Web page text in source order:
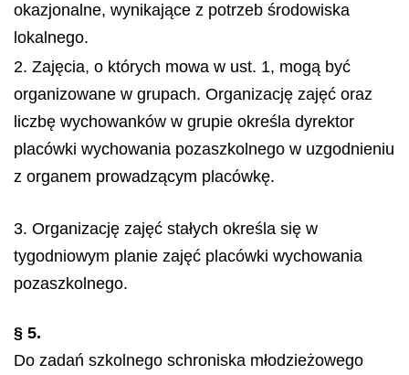
okazjonalne, wynikające z potrzeb środowiska
lokalnego.
2. Zajęcia, o których mowa w ust. 1, mogą być
organizowane w grupach. Organizację zajęć oraz
liczbę wychowanków w grupie określa dyrektor
placówki wychowania pozaszkolnego w uzgodnieniu
z organem prowadzącym placówkę.
3. Organizację zajęć stałych określa się w
tygodniowym planie zajęć placówki wychowania
pozaszkolnego.
§ 5.
Do zadań szkolnego schroniska młodzieżowego